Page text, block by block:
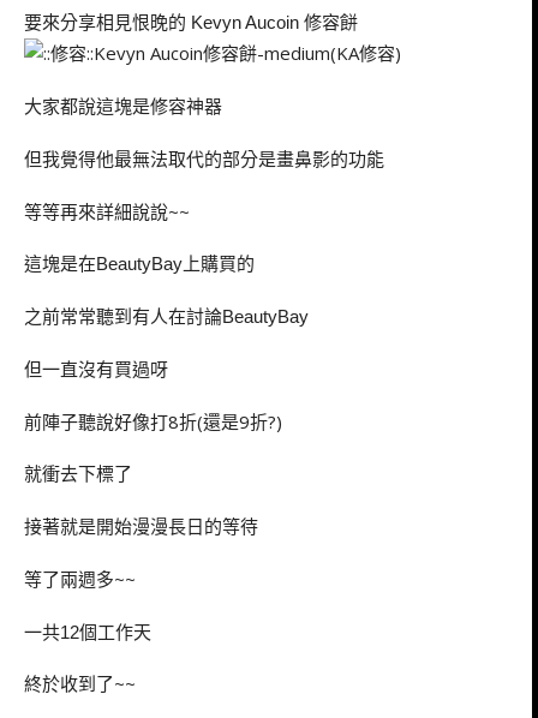
要來分享相見恨晚的 Kevyn Aucoin 修容餅
大家都說這塊是修容神器
但我覺得他最無法取代的部分是畫鼻影的功能
等等再來詳細說說~~
這塊是在BeautyBay上購買的
之前常常聽到有人在討論BeautyBay
但一直沒有買過呀
前陣子聽說好像打8折(還是9折?)
就衝去下標了
接著就是開始漫漫長日的等待
等了兩週多~~
一共12個工作天
終於收到了~~